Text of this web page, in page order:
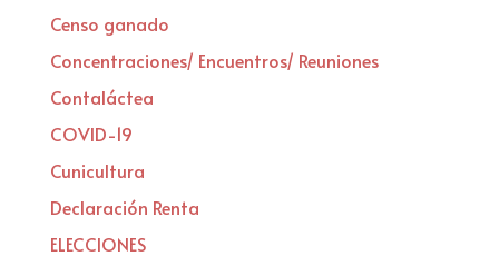
Censo ganado
Concentraciones/ Encuentros/ Reuniones
Contaláctea
COVID-19
Cunicultura
Declaración Renta
ELECCIONES